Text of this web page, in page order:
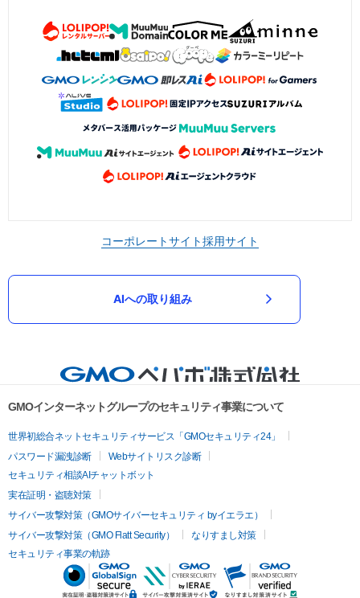
コーポレートサイト採用サイト
AIへの取り組み
GMOインターネットグループのセキュリティ事業について
世界初総合ネットセキュリティサービス「GMOセキュリティ24」
パスワード漏洩診断
Webサイトリスク診断
セキュリティ相談AIチャットボット
実在証明・盗聴対策
サイバー攻撃対策（GMOサイバーセキュリティ byイエラエ）
サイバー攻撃対策（GMO Flatt Security）
なりすまし対策
セキュリティ事業の軌跡